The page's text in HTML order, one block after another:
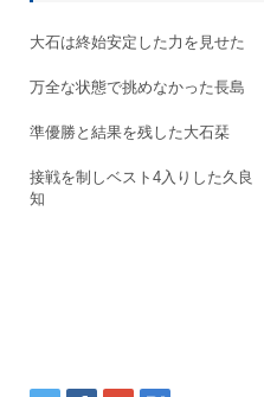
大石は終始安定した力を見せた
万全な状態で挑めなかった長島
準優勝と結果を残した大石栞
接戦を制しベスト4入りした久良
知